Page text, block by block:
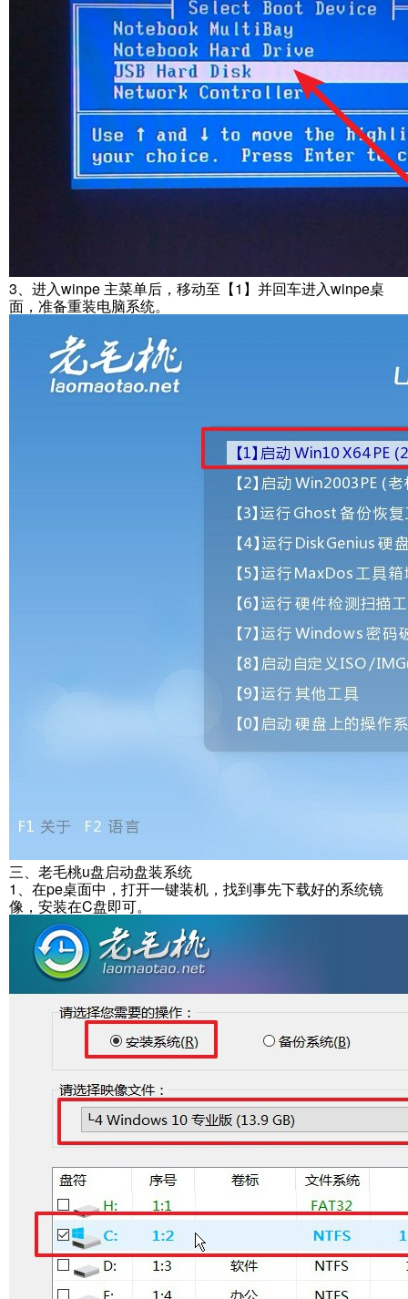
3、进入winpe 主菜单后，移动至【1】并回车进入winpe桌
面，准备重装电脑系统。
三、老毛桃u盘启动盘装系统
1、在pe桌面中，打开一键装机，找到事先下载好的系统镜
像，安装在C盘即可。